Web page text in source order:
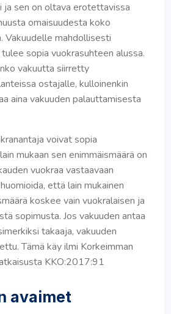
ja sen on oltava erotettavissa
omaisuudesta koko
Vakuudelle mahdollisesti
sopia vuokrasuhteen alussa.
vakuutta siirretty
ostajalle, kulloinenkin
aina vakuuden palauttamisesta
voivat sopia
mukaan sen enimmäismäärä on
vuokraa vastaavaan
että lain mukainen
koskee vain vuokralaisen ja
sopimusta. Jos vakuuden antaa
takaaja, vakuuden
Tämä käy ilmi Korkeimman
KKO:2017:91
avaimet